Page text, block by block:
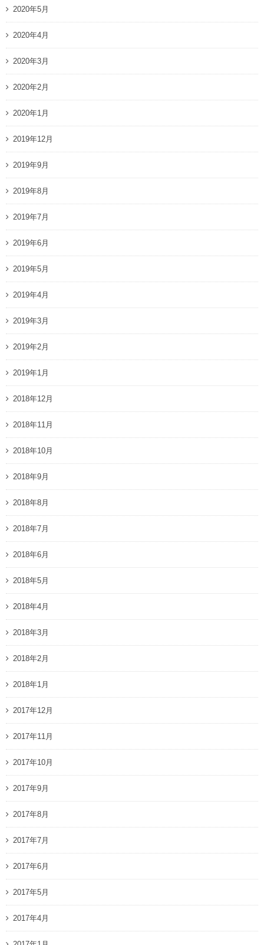
2020年5月
2020年4月
2020年3月
2020年2月
2020年1月
2019年12月
2019年9月
2019年8月
2019年7月
2019年6月
2019年5月
2019年4月
2019年3月
2019年2月
2019年1月
2018年12月
2018年11月
2018年10月
2018年9月
2018年8月
2018年7月
2018年6月
2018年5月
2018年4月
2018年3月
2018年2月
2018年1月
2017年12月
2017年11月
2017年10月
2017年9月
2017年8月
2017年7月
2017年6月
2017年5月
2017年4月